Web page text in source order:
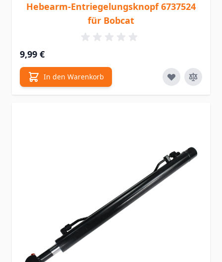
Hebearm-Entriegelungsknopf 6737524
für Bobcat
9,99 €
In den Warenkorb